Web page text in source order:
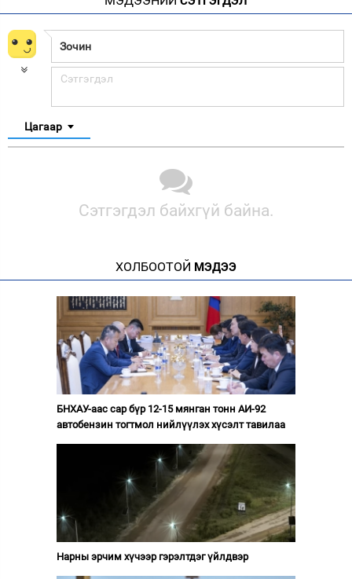
Цагаар
Сэтгэгдэл байхгүй байна.
ХОЛБООТОЙ МЭДЭЭ
БНХАУ-аас сар бүр 12-15 мянган тонн АИ-92
автобензин тогтмол нийлүүлэх хүсэлт тавилаа
Нарны эрчим хүчээр гэрэлтдэг үйлдвэр